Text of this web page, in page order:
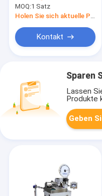
Außendurchmesser
RZT - 9800
MOQ:1 Satz
Holen Sie sich aktuelle Preis
Kontakt
Sparen
Lassen
Produkte
Geben